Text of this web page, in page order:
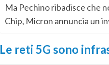
Ma Pechino ribadisce che
Chip, Micron annuncia un
Le reti 5G sono